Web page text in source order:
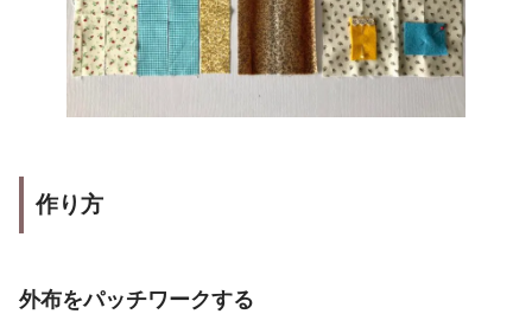
作り方
外布をパッチワークする